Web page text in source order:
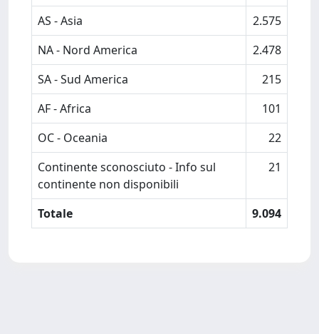
AS - Asia
2.575
NA - Nord America
2.478
SA - Sud America
215
AF - Africa
101
OC - Oceania
22
Continente sconosciuto - Info sul
continente non disponibili
21
Totale 9.094